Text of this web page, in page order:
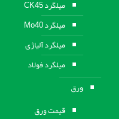
میلگرد CK45
میلگرد Mo40
میلگرد آلیاژی
میلگرد فولاد
ورق
قیمت ورق